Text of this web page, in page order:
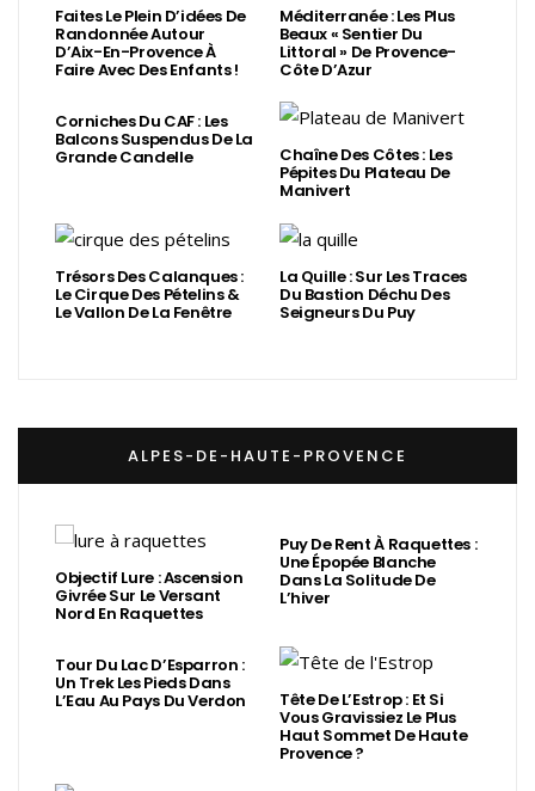
Faites Le Plein D’idées De
Randonnée Autour
D’Aix-En-Provence À
Faire Avec Des Enfants !
Méditerranée : Les Plus
Beaux « Sentier Du
Littoral » De Provence-
Côte D’Azur
Corniches Du CAF : Les
Balcons Suspendus De La
Grande Candelle Chaîne Des Côtes : Les
Pépites Du Plateau De
Manivert
Trésors Des Calanques :
Le Cirque Des Pételins &
Le Vallon De La Fenêtre
La Quille : Sur Les Traces
Du Bastion Déchu Des
Seigneurs Du Puy
ALPES-DE-HAUTE-PROVENCE
Objectif Lure : Ascension
Givrée Sur Le Versant
Nord En Raquettes
Puy De Rent À Raquettes :
Une Épopée Blanche
Dans La Solitude De
L’hiver
Tour Du Lac D’Esparron :
Un Trek Les Pieds Dans
L’Eau Au Pays Du Verdon Tête De L’Estrop : Et Si
Vous Gravissiez Le Plus
Haut Sommet De Haute
Provence ?